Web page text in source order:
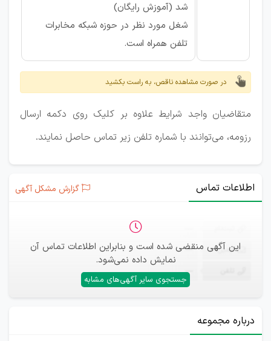
شد (آموزش رایگان)
شغل مورد نظر در حوزه شبکه مخابرات
تلفن همراه است.
در صورت مشاهده ناقص، به راست بکشید
متقاضیان واجد شرایط علاوه بر کلیک روی دکمه ارسال
رزومه، می‌توانند با شماره تلفن زیر تماس حاصل نمایند.
اطلاعات تماس گزارش مشکل آگهی
این آگهی منقضی شده است و بنابراین اطلاعات تماس آن
نمایش داده نمی‌شود.
جستجوی سایر آگهی‌های مشابه
ایمیل —
—
درباره مجموعه